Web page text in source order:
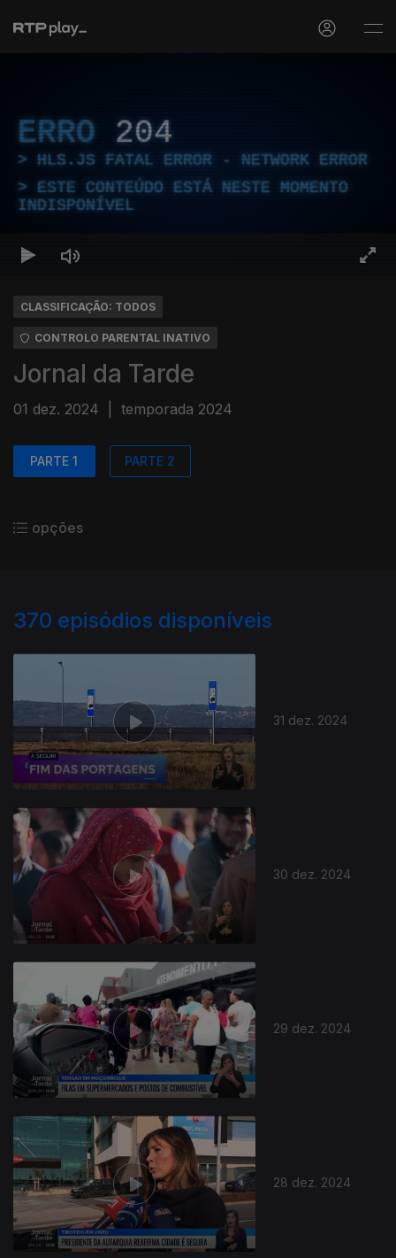
ERRO 204
HLS.JS FATAL ERROR - NETWORK ERROR
ESTE CONTEÚDO ESTÁ NESTE MOMENTO
INDISPONÍVEL
CLASSIFICAÇÃO: TODOS
CONTROLO PARENTAL INATIVO
Jornal da Tarde
01 dez. 2024 temporada 2024
PARTE 1 PARTE 2
opções
370 episódios disponíveis
31 dez. 2024
30 dez. 2024
29 dez. 2024
28 dez. 2024